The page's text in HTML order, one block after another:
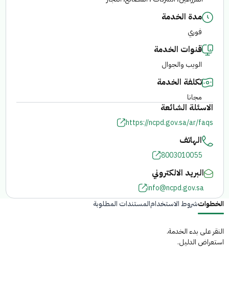
الفرع الإلكتروني
مدة الخدمة
فوري
قنوات الخدمة
الويب والجوال
تكلفة الخدمة
مجانا
الاسئلة الشائعة
https://ncpd.gov.sa/ar/faqs
الهاتف
8003010055
البريد الالكتروني
info@ncpd.gov.sa
الخطواتشروط الاستخدامالمستندات المطلوبة
النقر على بدء الخدمة.
استعراض الدليل.